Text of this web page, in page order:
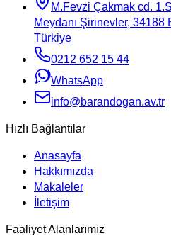
M.Fevzi Çakmak cd.
Meydanı Şirinevler,
Türkiye
0212 652 15 44
WhatsApp
info@barandogan.av.tr
Hızlı Bağlantılar
Anasayfa
Hakkımızda
Makaleler
İletişim
Faaliyet Alanlarımız